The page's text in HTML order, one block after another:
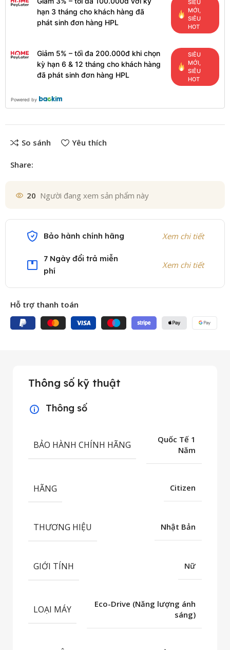
hạn 3 tháng cho khách hàng đã
phát sinh đơn hàng HPL
SIÊU
MỚI,
SIÊU
HOT
Giảm 5% – tối đa 200.000đ khi chọn
kỳ hạn 6 & 12 tháng cho khách hàng
đã phát sinh đơn hàng HPL
SIÊU
MỚI,
SIÊU
HOT
Powered by
So sánh Yêu thích
Share:
20 Người đang xem sản phẩm này
Bảo hành chính hãng Xem chi tiết
7 Ngày đổi trả miễn
phí
Xem chi tiết
Hỗ trợ thanh toán
Thông số kỹ thuật
Thông số
BẢO HÀNH CHÍNH HÃNG
Quốc Tế 1
Năm
HÃNG Citizen
THƯƠNG HIỆU Nhật Bản
GIỚI TÍNH Nữ
LOẠI MÁY
Eco-Drive (Năng lượng ánh
sáng)